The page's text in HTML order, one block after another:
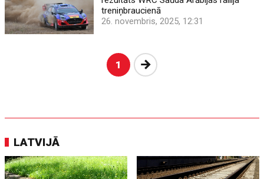
treniņbraucienā
26. novembris, 2025, 12:31
1 Nākošā
LATVIJĀ